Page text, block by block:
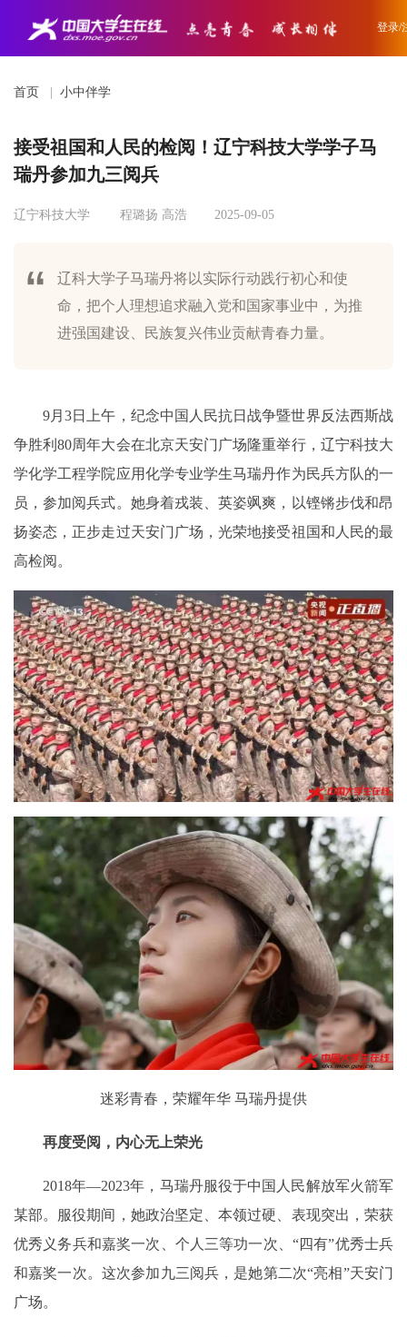
登录/
首页 小中伴学
接受祖国和人民的检阅！辽宁科技大学学子马
瑞丹参加九三阅兵
辽宁科技大学 程璐扬 高浩 2025-09-05
辽科大学子马瑞丹将以实际行动践行初心和使
命，把个人理想追求融入党和国家事业中，为推
进强国建设、民族复兴伟业贡献青春力量。
9月3日上午，纪念中国人民抗日战争暨世界反法西斯战
争胜利80周年大会在北京天安门广场隆重举行，辽宁科技大
学化学工程学院应用化学专业学生马瑞丹作为民兵方队的一
员，参加阅兵式。她身着戎装、英姿飒爽，以铿锵步伐和昂
扬姿态，正步走过天安门广场，光荣地接受祖国和人民的最
高检阅。
迷彩青春，荣耀年华 马瑞丹提供
再度受阅，内心无上荣光
2018年—2023年，马瑞丹服役于中国人民解放军火箭军
某部。服役期间，她政治坚定、本领过硬、表现突出，荣获
优秀义务兵和嘉奖一次、个人三等功一次、“四有”优秀士兵
和嘉奖一次。这次参加九三阅兵，是她第二次“亮相”天安门
广场。